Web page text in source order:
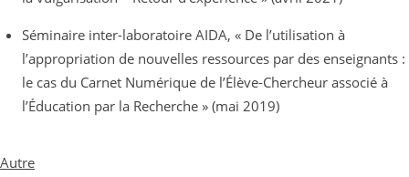
Séminaire inter-laboratoire AIDA, « De l’utilisation à
l’appropriation de nouvelles ressources par des enseignants :
le cas du Carnet Numérique de l’Élève-Chercheur associé à
l’Éducation par la Recherche » (mai 2019)
Autre